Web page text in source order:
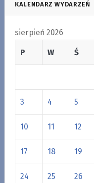
KALENDARZ WYDARZEŃ
sierpień 2026
P W Ś
3 4 5
10 11 12
17 18 19
24 25 26